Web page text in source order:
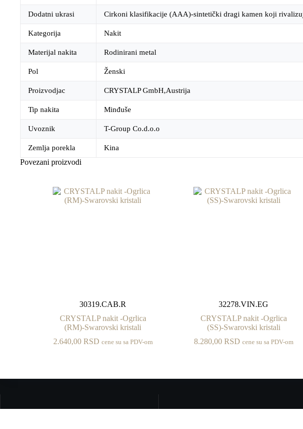
Dodatni ukrasi Cirkoni klasifikacije (AAA)-sintetički dragi kamen koji
Kategorija Nakit
Materijal nakita Rodinirani metal
Pol Ženski
Proizvodjac CRYSTALP GmbH,Austrija
Tip nakita Minđuše
Uvoznik T-Group Co.d.o.o
Zemlja porekla Kina
Povezani proizvodi
30319.CAB.R
CRYSTALP nakit -Ogrlica
(RM)-Swarovski kristali
2.640,00 RSD cene su sa PDV-om
32278.VIN.EG
CRYSTALP nakit -Ogrlica
(SS)-Swarovski kristali
8.280,00 RSD cene su sa PDV-om